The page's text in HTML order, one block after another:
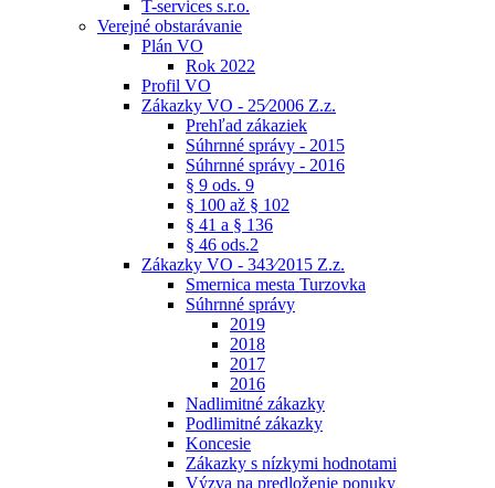
T-services s.r.o.
Verejné obstarávanie
Plán VO
Rok 2022
Profil VO
Zákazky VO - 25⁄2006 Z.z.
Prehľad zákaziek
Súhrnné správy - 2015
Súhrnné správy - 2016
§ 9 ods. 9
§ 100 až § 102
§ 41 a § 136
§ 46 ods.2
Zákazky VO - 343⁄2015 Z.z.
Smernica mesta Turzovka
Súhrnné správy
2019
2018
2017
2016
Nadlimitné zákazky
Podlimitné zákazky
Koncesie
Zákazky s nízkymi hodnotami
Výzva na predloženie ponuky